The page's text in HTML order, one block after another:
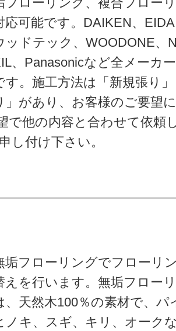
応可能です。DAIKEN、
ッドテック、WOODONE、
、Panasonicなど全メーカ
す。施工方法は「新規張り
」があり、お客様のご要望
他の内容と合わせて依頼
し付け下さい。
垢フローリングでフローリ
えを行います。無垢フロー
、天然木100％の素材で、パ
ノキ、スギ、キリ、オーク